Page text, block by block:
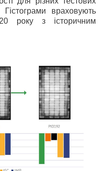
враховують
року з історичним